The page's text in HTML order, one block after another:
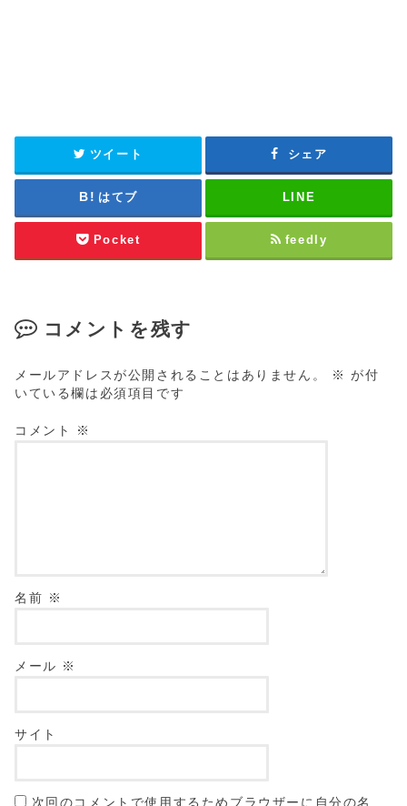
ツイート シェア
はてブ LINE
Pocket feedly
コメントを残す
メールアドレスが公開されることはありません。 ※ が付
いている欄は必須項目です
コメント ※
名前 ※
メール ※
サイト
次回のコメントで使用するためブラウザーに自分の名